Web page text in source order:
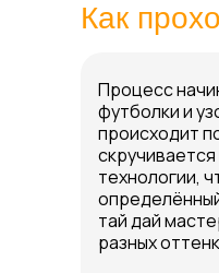
Как
Процесс
футболки и
происходит
технологии,
тай дай
разных